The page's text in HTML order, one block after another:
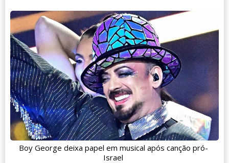
Boy George deixa papel em musical após canção pró-
Israel